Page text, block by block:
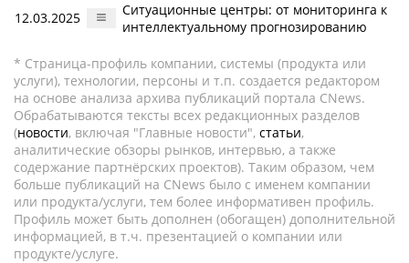
12.03.2025
Ситуационные центры: от мониторинга к
интеллектуальному прогнозированию
* Страница-профиль компании, системы (продукта или
услуги), технологии, персоны и т.п. создается редактором
на основе анализа архива публикаций портала CNews.
Обрабатываются тексты всех редакционных разделов
(новости, включая "Главные новости", статьи,
аналитические обзоры рынков, интервью, а также
содержание партнёрских проектов). Таким образом, чем
больше публикаций на CNews было с именем компании
или продукта/услуги, тем более информативен профиль.
Профиль может быть дополнен (обогащен) дополнительной
информацией, в т.ч. презентацией о компании или
продукте/услуге.